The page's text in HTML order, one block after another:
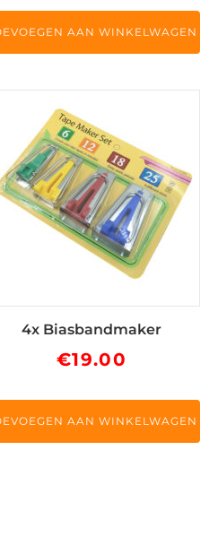
AAN WINKELWAGEN
4x Biasbandmaker
€19.00
AAN WINKELWAGEN